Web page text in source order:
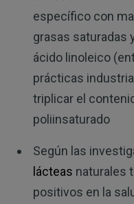
específico con
grasas saturadas
ácido linoleico
prácticas
triplicar el
poliinsaturado
Según las
lácteas naturales
positivos en la